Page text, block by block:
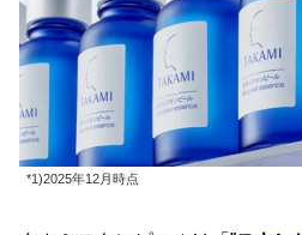
*1)2025年12月時点